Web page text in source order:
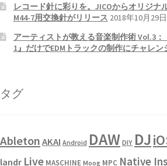
レコード針に彩りを。JICOからオリジナ
M44-7用交換針がリリース 2018年10月29日
アーティストが教える音楽制作術 Vol.3：
1』だけでEDMトラックの制作にチャレン
タグ
AbletonAKAI Android DAW DIY DJ
landr Live MASCHINE Moog MPC Native